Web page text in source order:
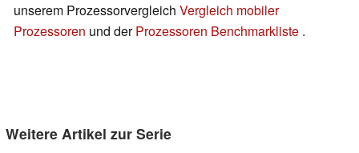
unserem Prozessorvergleich Vergleich mobiler
Prozessoren und derProzessoren Benchmarkliste .
Weitere Artikel zur Serie